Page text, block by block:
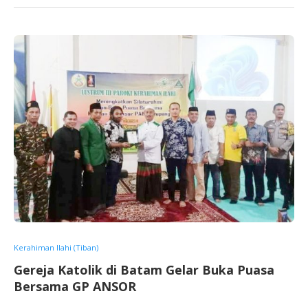
Kerahiman Ilahi (Tiban)
Gereja Katolik di Batam Gelar Buka Puasa
Bersama GP ANSOR